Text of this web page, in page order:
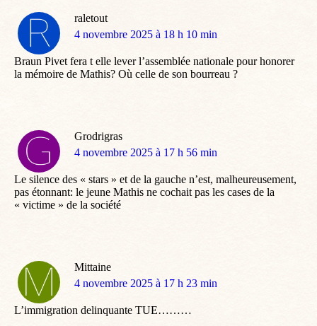
raletout
dit
4 novembre 2025 à 18 h 10 min
Braun Pivet fera t elle lever l’assemblée nationale pour honorer
la mémoire de Mathis? Où celle de son bourreau ?
Grodrigras
dit
4 novembre 2025 à 17 h 56 min
Le silence des « stars » et de la gauche n’est, malheureusement,
pas étonnant: le jeune Mathis ne cochait pas les cases de la
« victime » de la société
Mittaine
dit
4 novembre 2025 à 17 h 23 min
L’immigration delinquante TUE………